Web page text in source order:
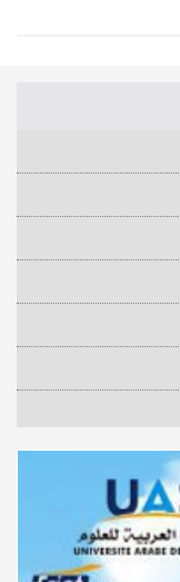
الأساسي التقني
2026